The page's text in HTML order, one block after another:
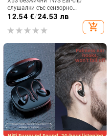
слушалки със сензорно
докосване, шумопотискане и
12.54€/24.53 лв
add_shopping_cart